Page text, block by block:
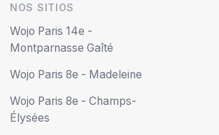
NOS SITIOS
Wojo Paris 14e -
Montparnasse Gaîté
Wojo Paris 8e - Madeleine
Wojo Paris 8e - Champs-
Élysées